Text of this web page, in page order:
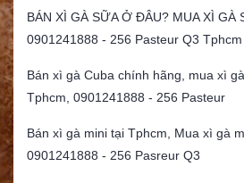
BÁN XÌ GÀ SỮA Ở ĐÂU? MUA XÌ GÀ
0901241888 - 256 Pasteur Q3 Tphcm
Bán xì gà Cuba chính hãng, mua xì
Tphcm, 0901241888 - 256 Pasteur
Bán xì gà mini tại Tphcm, Mua xì gà
0901241888 - 256 Pasreur Q3